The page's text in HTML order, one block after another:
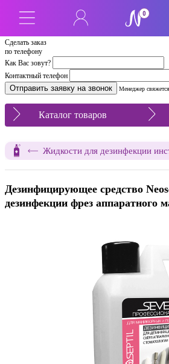
Сделать заказ
по телефону
Как Вас зовут?
Контактный телефон
Менеджер
0
Каталог товаров
Жидкости для дезинфекции
Дезинфицирующее средство
дезинфекции фрез аппаратного